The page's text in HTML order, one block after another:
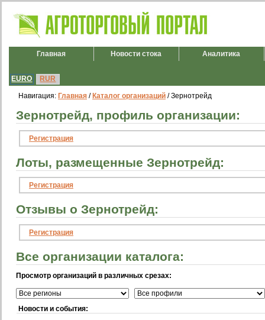
Главная Новости стока Аналитика
EURO RUR
Навигация: Главная / Каталог организаций / Зернотрейд
Зернотрейд, профиль организации:
Регистрация
Лоты, размещенные Зернотрейд:
Регистрация
Отзывы о Зернотрейд:
Регистрация
Все организации каталога:
Просмотр организаций в различных срезах:
Новости и события: